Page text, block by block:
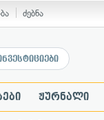
ძებნა
ჟურნალი